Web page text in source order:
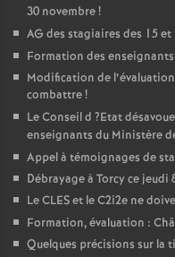
30 novembre!
AG des stagiaires des 15
Formation des enseignants
Modification de
combattre!
Le Conseil d ?Etat
enseignants du Ministère
Appel à témoignages de
Débrayage à Torcy ce jeudi
LeCLESet le C2i2e ne
Formation, évaluation :
Quelques précisions sur la